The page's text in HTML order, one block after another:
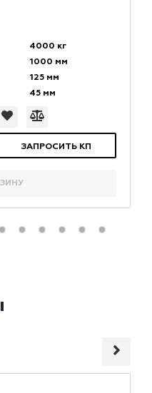
4000 кг
1000 мм
125 мм
45 мм
ЗАПРОСИТЬ КП